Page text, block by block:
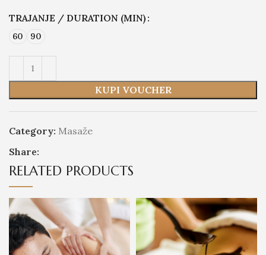
TRAJANJE / DURATION (MIN)
60 90
KUPI VOUCHER
Category: Masaže
Share:
RELATED PRODUCTS